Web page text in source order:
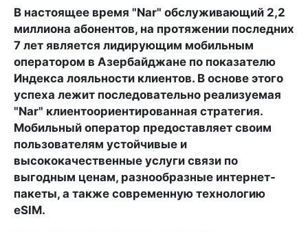
В настоящее время "Nar" обслуживающий 2,2
миллиона абонентов, на протяжении последних
7 лет является лидирующим мобильным
оператором в Азербайджане по показателю
Индекса лояльности клиентов. В основе этого
успеха лежит последовательно реализуемая
"Nar" клиентоориентированная стратегия.
Мобильный оператор предоставляет своим
пользователям устойчивые и
высококачественные услуги связи по
выгодным ценам, разнообразные интернет-
пакеты, а также современную технологию
eSIM.